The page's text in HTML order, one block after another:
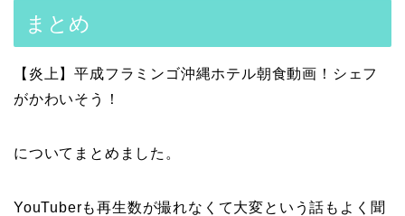
まとめ
【炎上】平成フラミンゴ沖縄ホテル朝食動画！シェフ
がかわいそう！
についてまとめました。
YouTuberも再生数が撮れなくて大変という話もよく聞